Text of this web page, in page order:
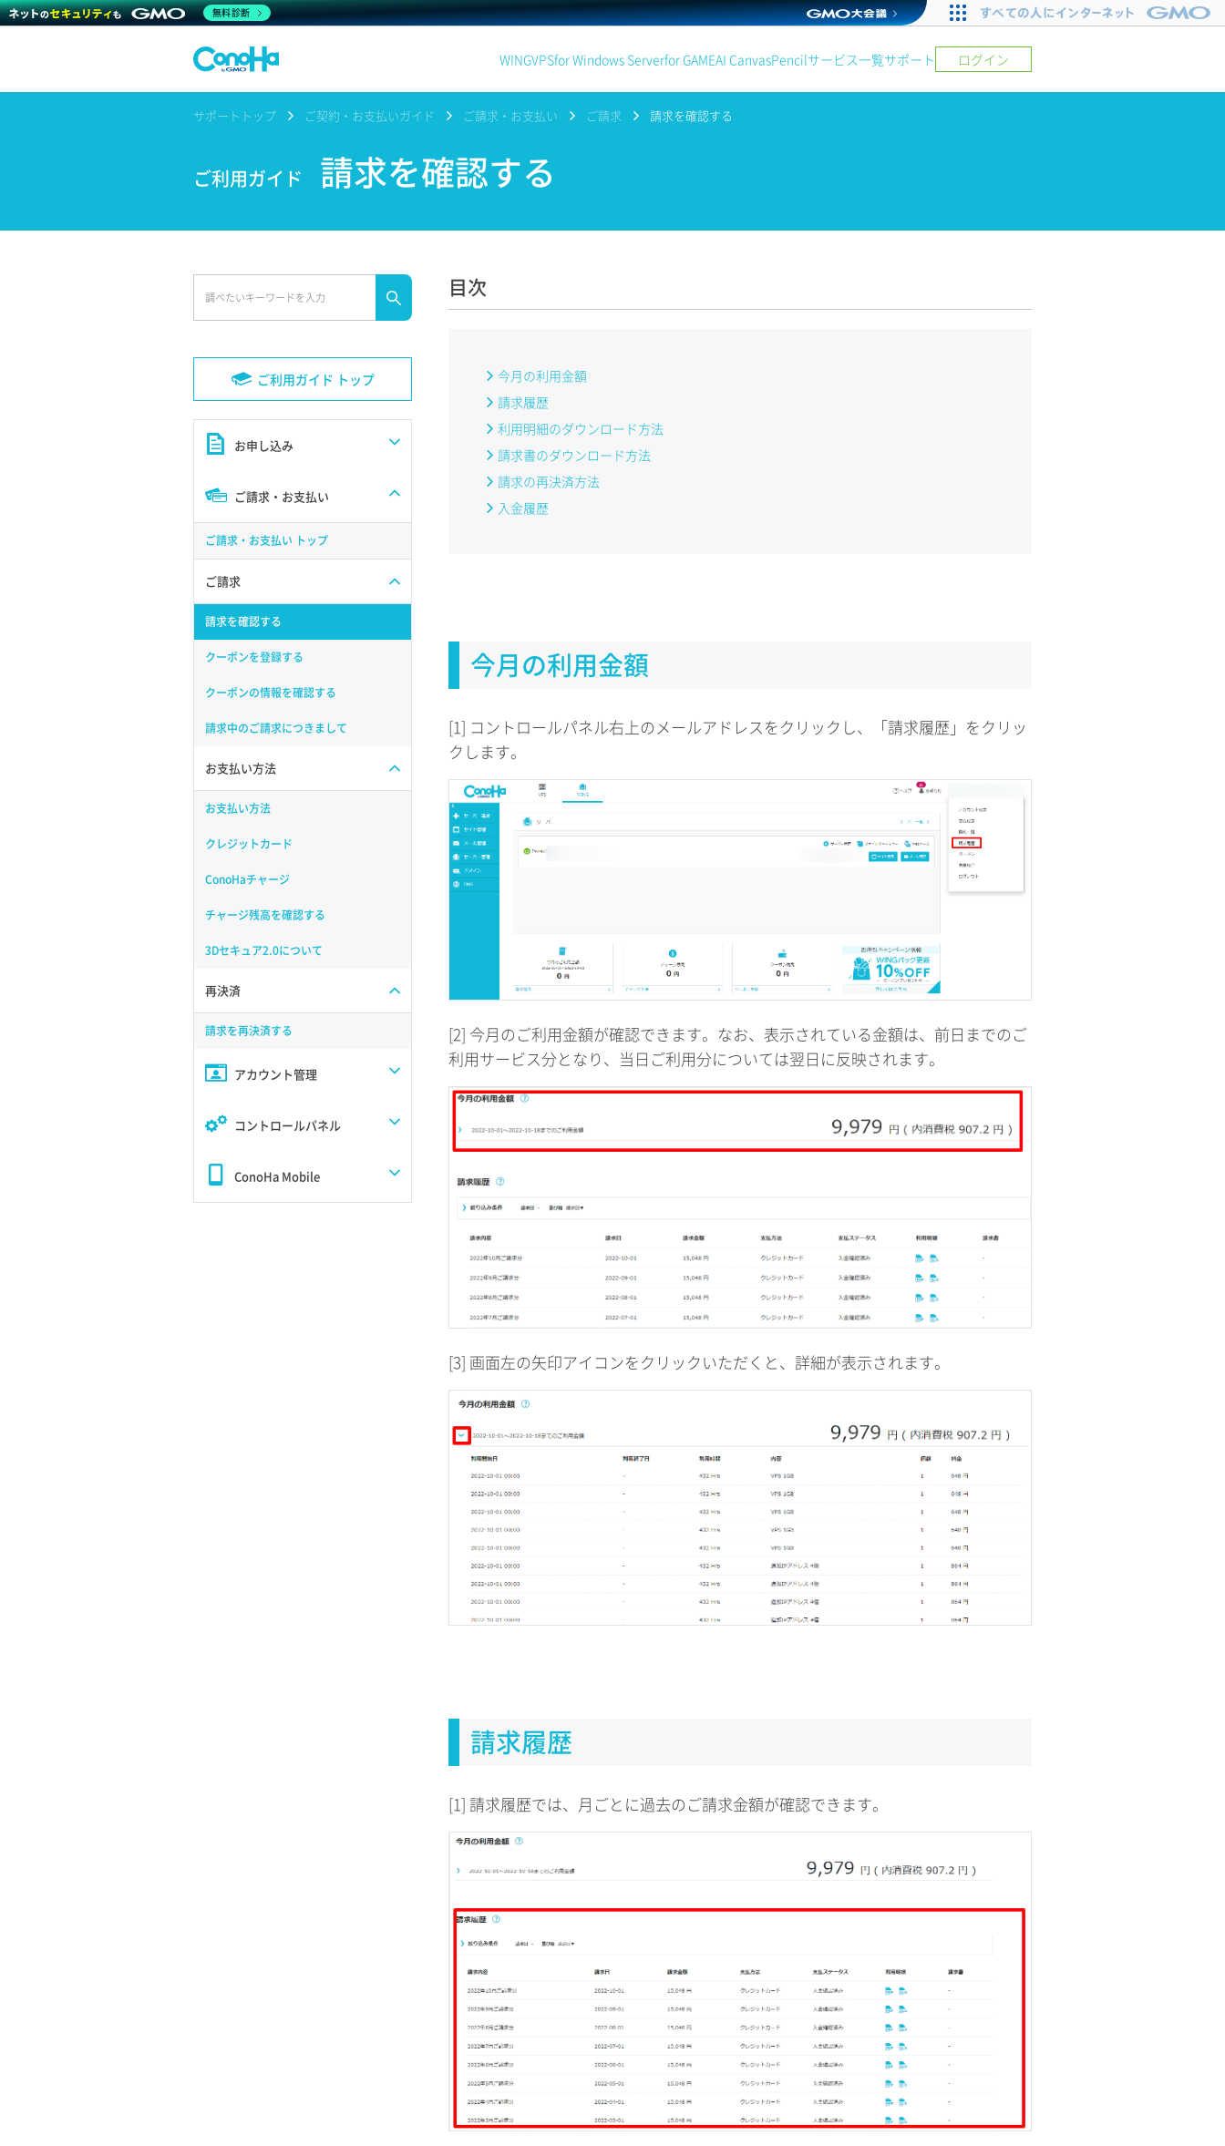
WINGVPSfor Windows Serverfor GAMEAI CanvasPencilサービス一覧サポート ログイン
サポートトップ ご契約・お支払いガイド ご請求・お支払い ご請求 請求を確認する
ご利用ガイド 請求を確認する
ご利用ガイド トップ
お申し込み
ご請求・お支払い
ご請求・お支払い トップ
ご請求
請求を確認する
クーポンを登録する
クーポンの情報を確認する
請求中のご請求につきまして
お支払い方法
お支払い方法
クレジットカード
ConoHaチャージ
チャージ残高を確認する
3Dセキュア2.0について
再決済
請求を再決済する
アカウント管理
コントロールパネル
ConoHa Mobile
目次
今月の利用金額
請求履歴
利用明細のダウンロード方法
請求書のダウンロード方法
請求の再決済方法
入金履歴
今月の利用金額
[1] コントロールパネル右上のメールアドレスをクリックし、「請求履歴」をクリッ
クします。
[2] 今月のご利用金額が確認できます。なお、表示されている金額は、前日までのご
利用サービス分となり、当日ご利用分については翌日に反映されます。
[3] 画面左の矢印アイコンをクリックいただくと、詳細が表示されます。
請求履歴
[1] 請求履歴では、月ごとに過去のご請求金額が確認できます。
無料診断